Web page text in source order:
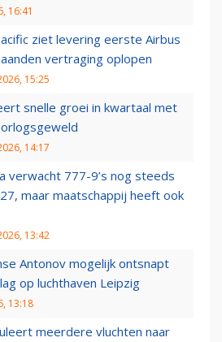
16:41
ziet levering eerste Airbus
vertraging oplopen
15:25
snelle groei in kwartaal met
14:17
verwacht 777-9’s nog steeds
maar maatschappij heeft ook
13:42
Antonov mogelijk ontsnapt
op luchthaven Leipzig
13:18
meerdere vluchten naar